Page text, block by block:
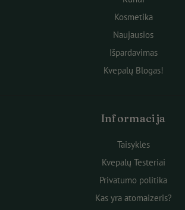
Kosmetika
Naujausios
Išpardavimas
Kvepalų Blogas!
Informacija
Taisyklės
Kvepalų Testeriai
Privatumo politika
Kas yra atomaizeris?